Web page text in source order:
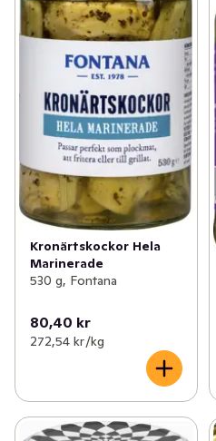
Kronärtskockor Hela
Marinerade
530 g, Fontana
80,40 kr
272,54 kr /kg